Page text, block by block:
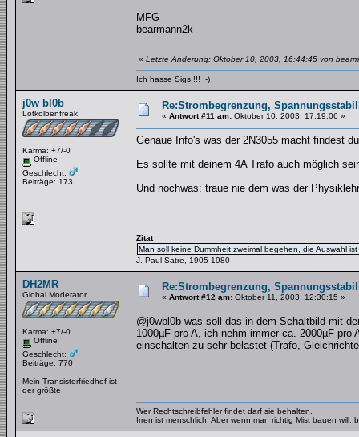
MFG
bearmann2k
« Letzte Änderung: Oktober 10, 2003, 16:44:45 von
Ich hasse Sigs !!! ;-)
j0w bl0b
Lötkolbenfreak
Karma: +7/-0
Offline
Geschlecht:
Beiträge: 173
Re:Strombegrenzung,
« Antwort #11 am: Oktober 10, 2003, 17:19:06 »
Genaue Info's was der 2N3055 macht findest
Es sollte mit deinem 4A Trafo auch möglich
Und nochwas: traue nie dem was der
Zitat
Man soll keine Dummheit zweimal begehen, die Auswahl
J.-Paul Satre, 1905-1980
DH2MR
Global Moderator
Karma: +7/-0
Offline
Geschlecht:
Beiträge: 770
Mein Transistorfriedhof ist
der größte
Re:Strombegrenzung,
« Antwort #12 am: Oktober 11, 2003, 12:30:15 »
@j0wbl0b was soll das in dem Schaltbild mit
1000µF pro A, ich nehm immer ca. 2000µF
einschalten zu sehr belastet (Trafo,
Wer Rechtschreibfehler findet darf sie behalten.
Irren ist menschlich. Aber wenn man richtig Mist bauen will,